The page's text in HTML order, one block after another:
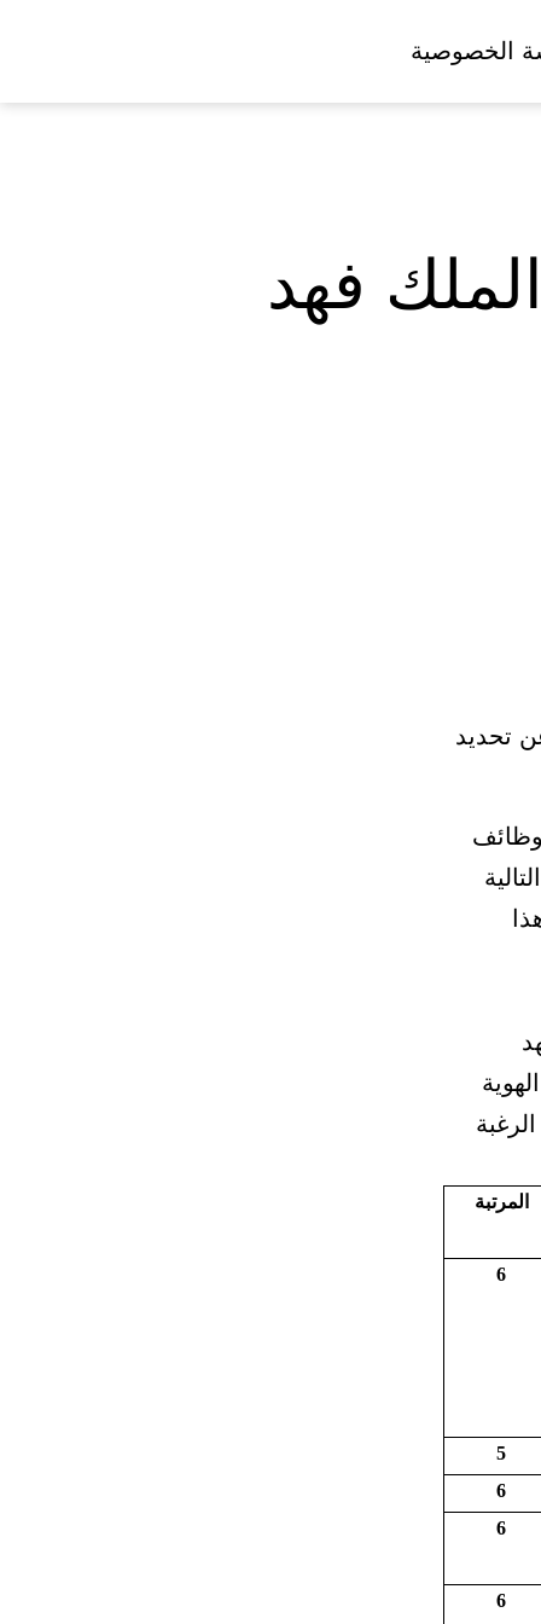
الخصوصية
فهد
تحديد
المرتبة
6
5
6
6
6